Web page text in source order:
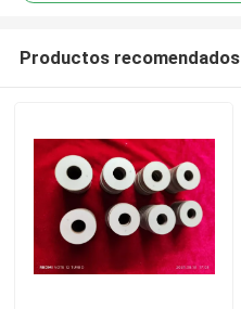
Productos recomendados